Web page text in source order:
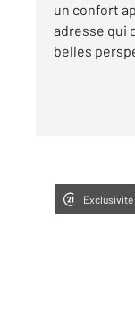
un confort
adresse qui
belles
Exclusivité